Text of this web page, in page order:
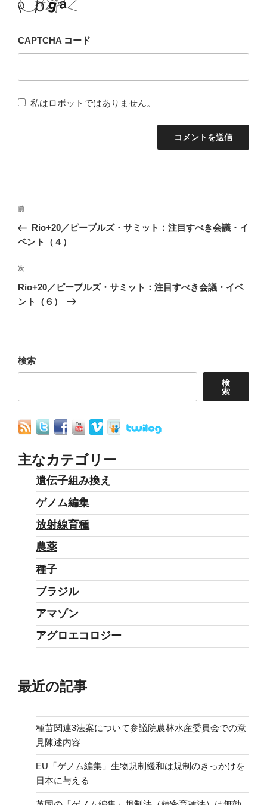
CAPTCHA コード
私はロボットではありません。
投
稿
ナ
ゲ
ー
前
の
投
前
Rio+20／ピープルズ・サミット：注目すべき会議・イ
ベント（４）
次
の
投
次
Rio+20／ピープルズ・サミット：注目すべき会議・イベ
ント（６）
検索
検
索
主なカテゴリー
遺伝子組み換え
ゲノム編集
放射線育種
農薬
種子
ブラジル
アマゾン
アグロエコロジー
最近の記事
種苗関連3法案について参議院農林水産委員会での意
見陳述内容
EU「ゲノム編集」生物規制緩和は規制のきっかけを
日本に与える